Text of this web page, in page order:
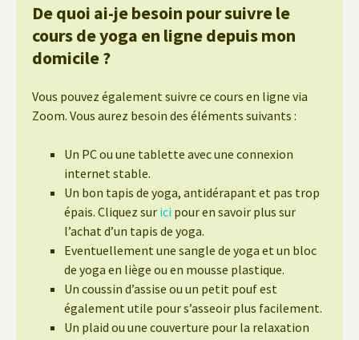
De quoi ai-je besoin pour suivre le
cours de yoga en ligne depuis mon
domicile ?
Vous pouvez également suivre ce cours en ligne via
Zoom. Vous aurez besoin des éléments suivants :
Un PC ou une tablette avec une connexion
internet stable.
Un bon tapis de yoga, antidérapant et pas trop
épais. Cliquez sur ici pour en savoir plus sur
l’achat d’un tapis de yoga.
Eventuellement une sangle de yoga et un bloc
de yoga en liège ou en mousse plastique.
Un coussin d’assise ou un petit pouf est
également utile pour s’asseoir plus facilement.
Un plaid ou une couverture pour la relaxation